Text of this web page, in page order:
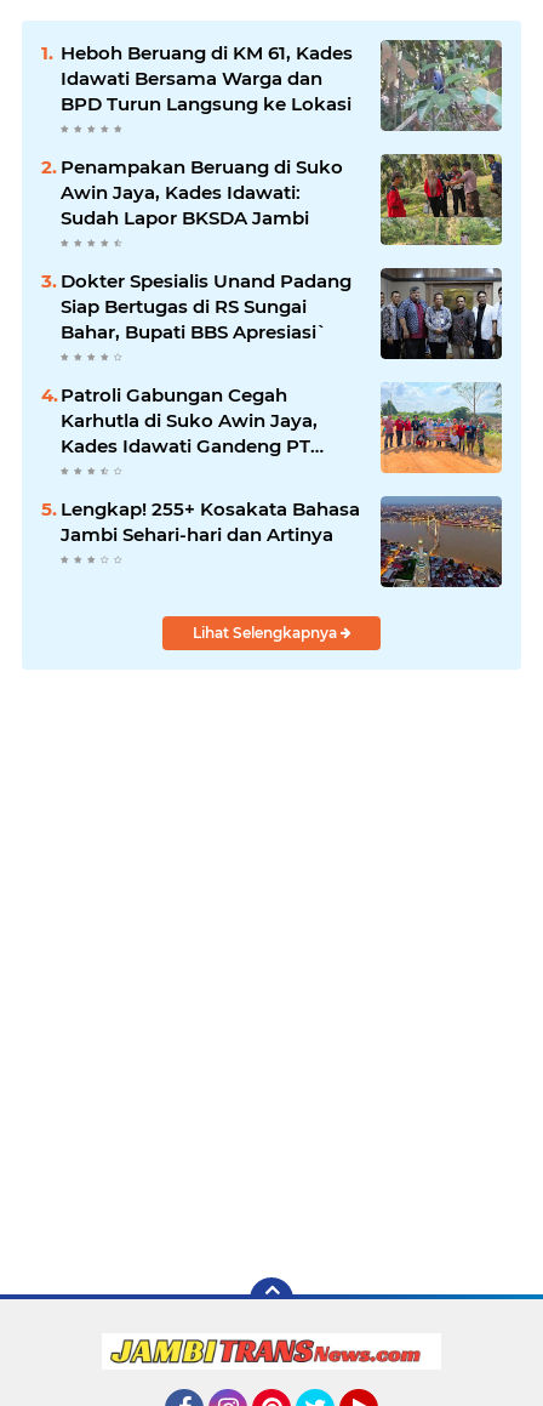
Heboh Beruang di KM 61, Kades
Idawati Bersama Warga dan
BPD Turun Langsung ke Lokasi
Penampakan Beruang di Suko
Awin Jaya, Kades Idawati:
Sudah Lapor BKSDA Jambi
Dokter Spesialis Unand Padang
Siap Bertugas di RS Sungai
Bahar, Bupati BBS Apresiasi`
Patroli Gabungan Cegah
Karhutla di Suko Awin Jaya,
Kades Idawati Gandeng PT
BBB-S, TNI dan BPD
Lengkap! 255+ Kosakata Bahasa
Jambi Sehari-hari dan Artinya
Lihat Selengkapnya